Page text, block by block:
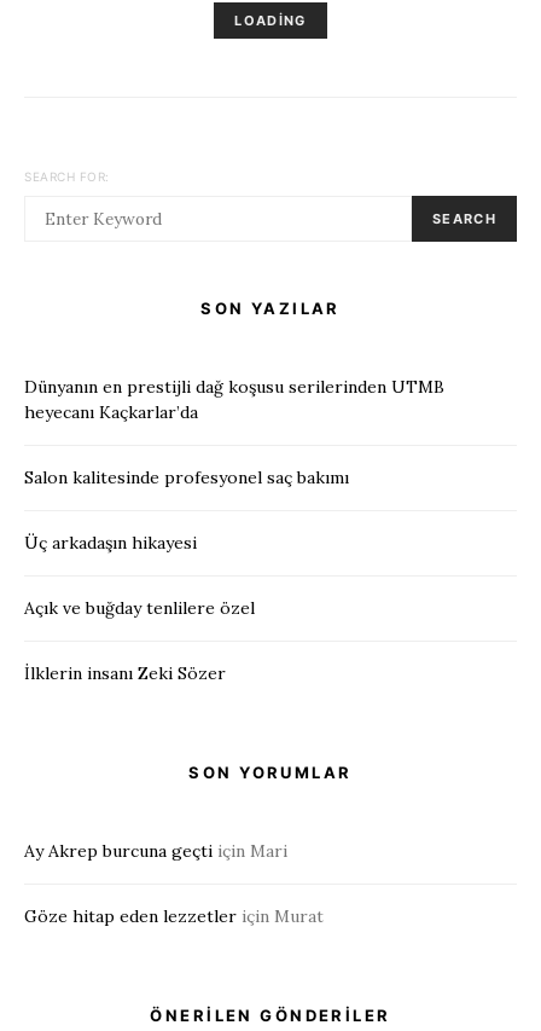
LOADING
SEARCH FOR:
SEARCH
SON YAZILAR
Dünyanın en prestijli dağ koşusu serilerinden UTMB
heyecanı Kaçkarlar’da
Salon kalitesinde profesyonel saç bakımı
Üç arkadaşın hikayesi
Açık ve buğday tenlilere özel
İlklerin insanı Zeki Sözer
SON YORUMLAR
Ay Akrep burcuna geçti için Mari
Göze hitap eden lezzetler için Murat
ÖNERİLEN GÖNDERİLER